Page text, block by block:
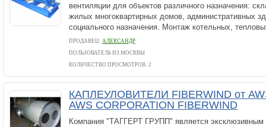
вентиляции для объектов различного назначения:
жилых многоквартирных домов, административных
социального назначения. Монтаж котельных,
ПРОДАВЕЦ: АЛЕКСАНДР
ПОЛЬЗОВАТЕЛЬ ИЗ МОСКВЫ
КОЛИЧЕСТВО ПРОСМОТРОВ: 2
КАПЛЕУЛОВИТЕЛИ FIBERWIND от
AWS CORPORATION FIBERWIND
Компания "ТАГГЕРТ ГРУПП" является эксклюзивным